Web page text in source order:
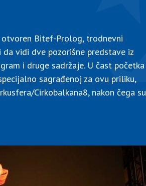
otvoren Bitef-Prolog, trodnevni
vidi dve pozorišne predstave iz
i druge sadržaje. U čast početka
sagrađenoj za ovu priliku,
Cirkobalkana8, nakon čega su